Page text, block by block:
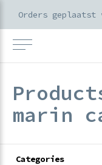
marin
Categories